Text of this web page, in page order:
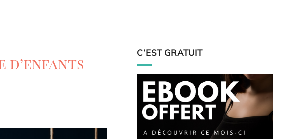
d’enfants
C’EST GRATUIT